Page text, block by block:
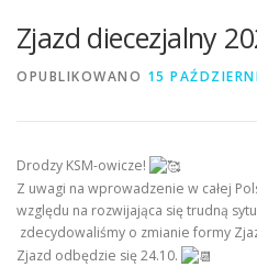
Zjazd diecezjalny
OPUBLIKOWANO 15
Drodzy KSM-owicze!
Z uwagi na wprowadzenie w całej
względu na rozwijająca się trudną
zdecydowaliśmy o zmianie formy
Zjazd odbędzie się 24.10.